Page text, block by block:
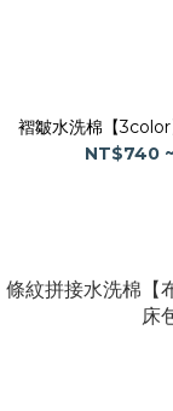
褶皺水洗棉【
NT$740